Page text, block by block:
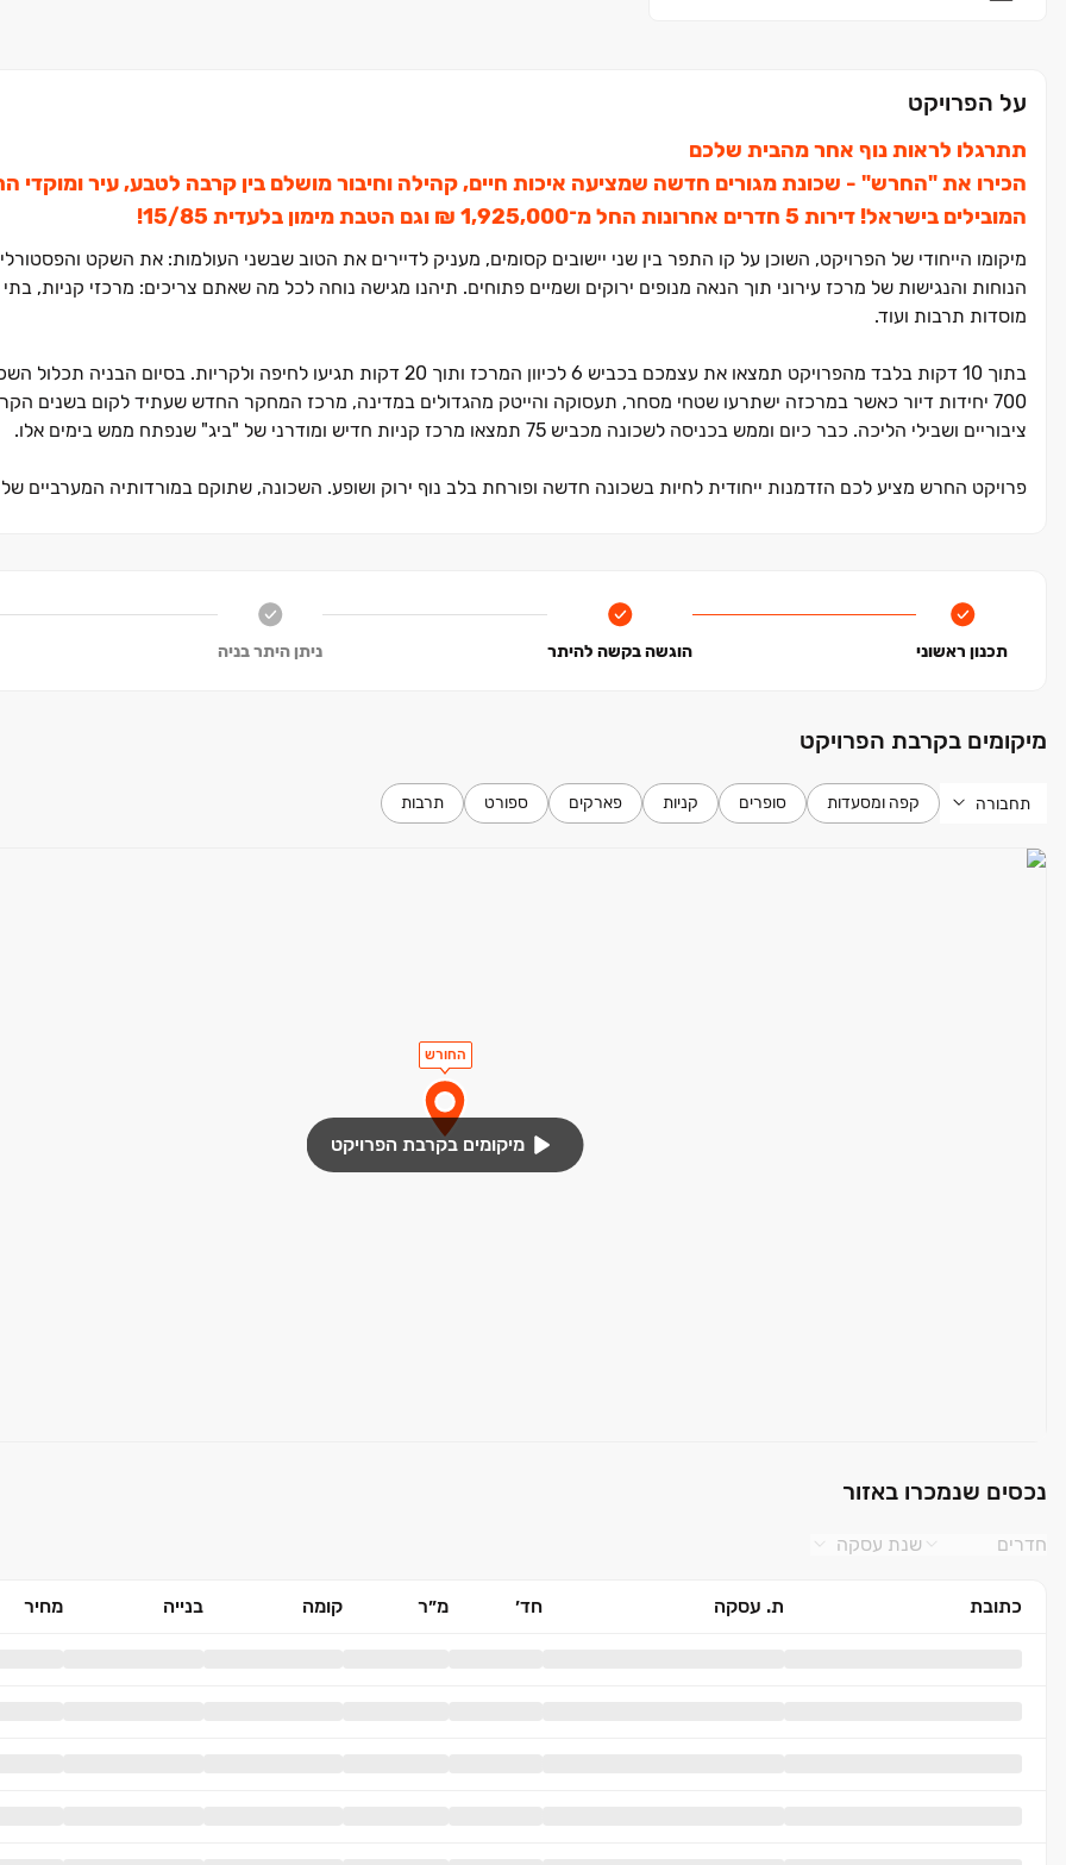
על הפרויקט
תתרגלו לראות נוף אחר מהבית שלכם
הכירו את "החרש" ‏- שכונת מגורים חדשה שמציעה איכות חיים, קהילה וחיבור מושלם בין קרבה לטבע, עיר ומוקדי
המובילים בישראל! דירות ‏5 חדרים אחרונות החל מ־‏1,925,000 ‏₪ וגם הטבת מימון בלעדית 15/85!
מיקומו הייחודי של הפרויקט, השוכן על קו התפר בין שני יישובים קסומים, מעניק לדיירים את הטוב שבשני העולמות: את השקט
הנוחות והנגישות של מרכז עירוני תוך הנאה מנופים ירוקים ושמיים פתוחים. תיהנו מגישה נוחה לכל מה שאתם צריכים: מרכזי קניות, בתי
מוסדות תרבות ועוד.
בתוך ‏10 דקות בלבד מהפרויקט תמצאו את עצמכם בכביש ‏6 לכיוון המרכז ותוך ‏20 דקות תגיעו לחיפה ולקריות. בסיום הבניה תכלול השכונה ‏4.‏
700 יחידות דיור כאשר במרכזה ישתרעו שטחי מסחר, תעסוקה והייטק מהגדולים במדינה, מרכז המחקר החדש שעתיד לקום בשנים
ציבוריים ושבילי הליכה. כבר כיום וממש בכניסה לשכונה מכביש ‏75 תמצאו מרכז קניות חדיש ומודרני של "ביג" שנפתח ממש בימים אלו.
פרויקט החרש מציע לכם הזדמנות ייחודית לחיות בשכונה חדשה ופורחת בלב נוף ירוק ושופע. השכונה, שתוקם במורדותיה המערביים
חלק מקהילה חדשה ותוססת, ולהגשים את חלום הבית שלכם בשכונה המובילה של מגדל העמק.
תכנון ראשוני הוגשה בקשה להיתר ניתן היתר בניה
מיקומים בקרבת הפרויקט
תחבורה קפה ומסעדות סופרים קניות פארקים ספורט תרבות
החורש
מיקומים בקרבת הפרויקט
נכסים שנמכרו באזור
חדרים שנת עסקה
כתובת ת. עסקה חד׳ מ״ר קומה בנייה מחיר